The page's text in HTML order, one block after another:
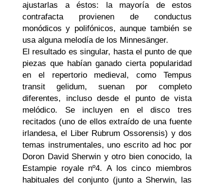
ajustarlas a éstos: la mayoría de estos
contrafacta provienen de conductus
monódicos y polifónicos, aunque también se
usa alguna melodía de los Minnesänger.
El resultado es singular, hasta el punto de que
piezas que habían ganado cierta popularidad
en el repertorio medieval, como Tempus
transit gelidum, suenan por completo
diferentes, incluso desde el punto de vista
melódico. Se incluyen en el disco tres
recitados (uno de ellos extraído de una fuente
irlandesa, el Liber Rubrum Ossorensis) y dos
temas instrumentales, uno escrito ad hoc por
Doron David Sherwin y otro bien conocido, la
Estampie royale nº4. A los cinco miembros
habituales del conjunto (junto a Sherwin, las